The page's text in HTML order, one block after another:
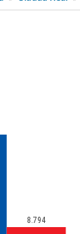
8.794